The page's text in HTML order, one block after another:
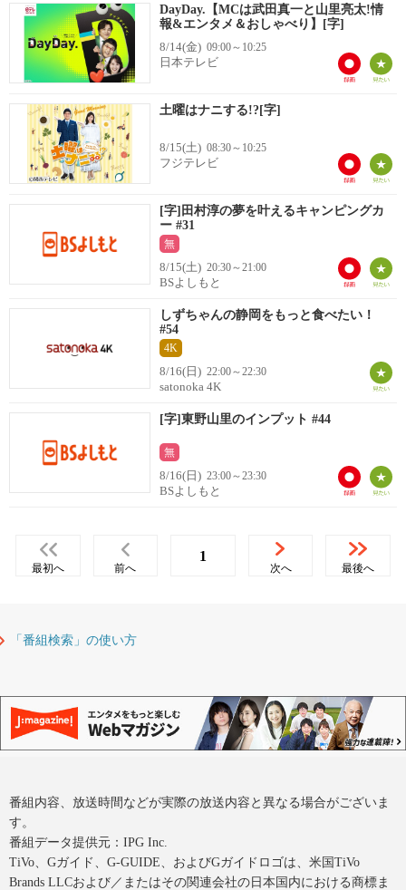
DayDay.【MCは武田真一と山里亮太!情
報&エンタメ＆おしゃべり】[字]
8/14(金) 09:00～10:25
日本テレビ
土曜はナニする!?[字]
8/15(土) 08:30～10:25
フジテレビ
[字]田村淳の夢を叶えるキャンピングカ
ー #31
無
8/15(土) 20:30～21:00
BSよしもと
しずちゃんの静岡をもっと食べたい！
#54
4K
8/16(日) 22:00～22:30
satonoka 4K
[字]東野山里のインプット #44
無
8/16(日) 23:00～23:30
BSよしもと
最初へ 前へ
1
次へ 最後へ
「番組検索」の使い方
番組内容、放送時間などが実際の放送内容と異なる場合がございま
す。
番組データ提供元：IPG Inc.
TiVo、Gガイド、G-GUIDE、およびGガイドロゴは、米国TiVo
Brands LLCおよび／またはその関連会社の日本国内における商標ま